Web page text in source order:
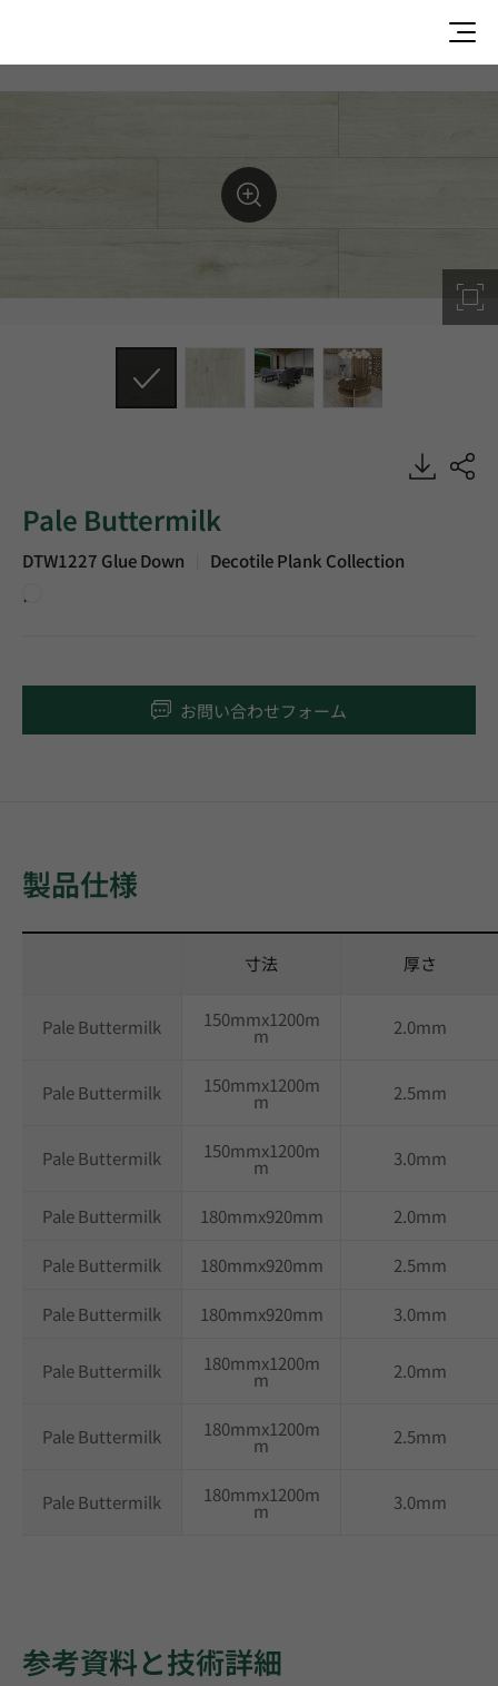
Pale Buttermilk, Decotile Plank, Luxury Vinyl Tile, HFLOR
Pale Buttermilk
DTW1227 Glue Down Decotile Plank Collection
白
お問い合わせフォーム
製品仕様
寸法 厚さ
Pale Buttermilk 150mmx1200m
m 2.0mm
Pale Buttermilk 150mmx1200m
m 2.5mm
Pale Buttermilk 150mmx1200m
m 3.0mm
Pale Buttermilk 180mmx920mm 2.0mm
Pale Buttermilk 180mmx920mm 2.5mm
Pale Buttermilk 180mmx920mm 3.0mm
Pale Buttermilk 180mmx1200m
m 2.0mm
Pale Buttermilk 180mmx1200m
m 2.5mm
Pale Buttermilk 180mmx1200m
m 3.0mm
参考資料と技術詳細